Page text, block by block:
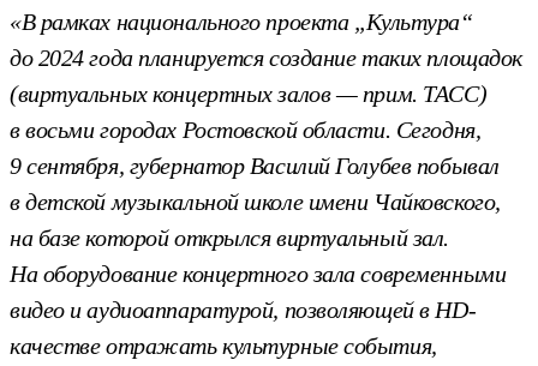
«В рамках национального проекта „Культура“
до 2024 года планируется создание таких площадок
(виртуальных концертных залов — прим. ТАСС)
в восьми городах Ростовской области. Сегодня,
9 сентября, губернатор Василий Голубев побывал
в детской музыкальной школе имени Чайковского,
на базе которой открылся виртуальный зал.
На оборудование концертного зала современными
видео и аудиоаппаратурой, позволяющей в HD-
качестве отражать культурные события,